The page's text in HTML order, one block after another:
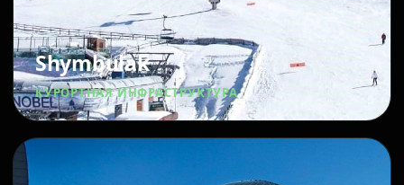
Shymbulak
КУРОРТНАЯ ИНФРАСТРУКТУРА